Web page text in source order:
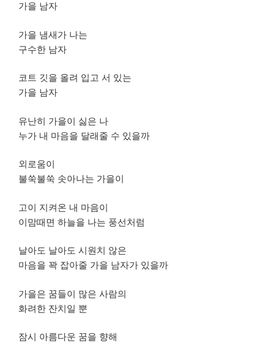
가을 남자
가을 냄새가 나는
구수한 남자
코트 깃을 올려 입고 서 있는
가을 남자
유난히 가을이 싫은 나
누가 내 마음을 달래줄 수 있을까
외로움이
불쑥불쑥 솟아나는 가을이
고이 지켜온 내 마음이
이맘때면 하늘을 나는 풍선처럼
날아도 날아도 시원치 않은
마음을 꽉 잡아줄 가을 남자가 있을까
가을은 꿈들이 많은 사람의
화려한 잔치일 뿐
잠시 아름다운 꿈을 향해